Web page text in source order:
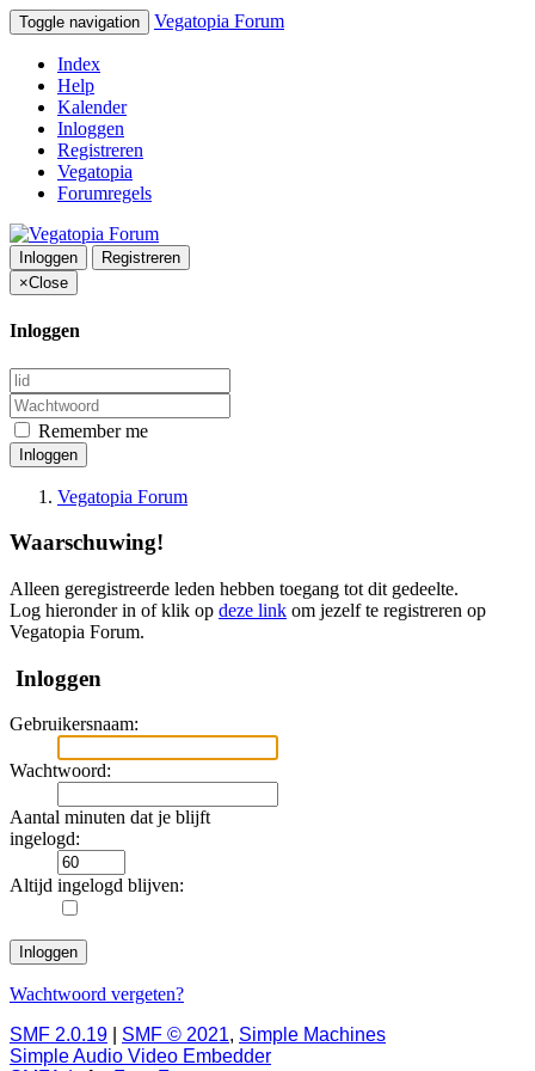
Toggle navigation Vegatopia Forum
Index
Help
Kalender
Inloggen
Registreren
Vegatopia
Forumregels
Inloggen
Registreren
×Close
Inloggen
Remember me
Inloggen
Vegatopia Forum
Waarschuwing!
Alleen geregistreerde leden hebben toegang tot dit gedeelte.
Log hieronder in of klik op deze link om jezelf te registreren op
Vegatopia Forum.
Inloggen
Gebruikersnaam:
Wachtwoord:
Aantal minuten dat je blijft
ingelogd:
Altijd ingelogd blijven:
Wachtwoord vergeten?
SMF 2.0.19
SMF © 2021, Simple Machines
Simple Audio Video Embedder